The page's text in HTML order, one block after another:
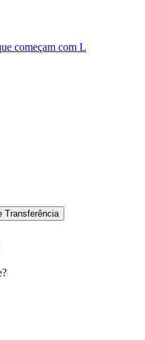
começam com L
Transferência